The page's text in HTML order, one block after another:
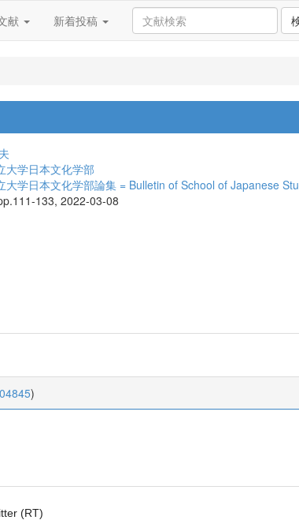
献 新着投稿
大学日本文化学部
大学日本文化学部論集 = Bulletin of School of Japanese
133, 2022-03-08
)
(RT)